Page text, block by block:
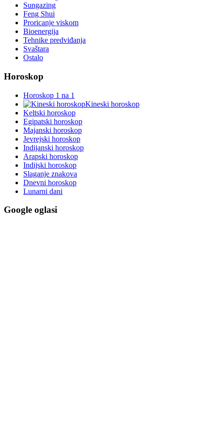
Sungazing
Feng Shui
Proricanje viskom
Bioenergija
Tehnike predviđanja
Svaštara
Ostalo
Horoskop
Horoskop 1 na 1
Kineski horoskop
Keltski horoskop
Egipatski horoskop
Majanski horoskop
Jevrejski horoskop
Indijanski horoskop
Arapski horoskop
Indijski horoskop
Slaganje znakova
Dnevni horoskop
Lunarni dani
Google oglasi